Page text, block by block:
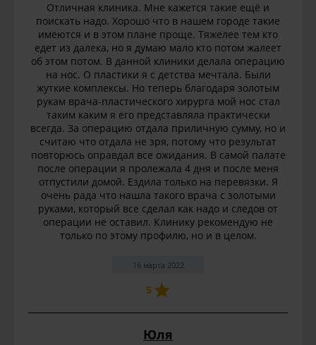
Отличная клиника. Мне кажется такие ещё и
поискать надо. Хорошо что в нашем городе такие
имеются и в этом плане проще. Тяжелее тем кто
едет из далека, но я думаю мало кто потом жалеет
об этом потом. В данной клиники делала операцию
на нос. О пластики я с детства мечтала. Были
жуткие комплексы. Но теперь благодаря золотым
рукам врача-пластического хирурга мой нос стал
таким каким я его представляла практически
всегда. За операцию отдала приличную сумму, но и
считаю что отдала не зря, потому что результат
повторюсь оправдал все ожидания. В самой палате
после операции я пролежала 4 дня и после меня
отпустили домой. Ездила только на перевязки. Я
очень рада что нашла такого врача с золотыми
руками, который все сделал как надо и следов от
операции не оставил. Клинику рекомендую не
только по этому профилю, но и в целом.
16 марта 2022
5
Юля